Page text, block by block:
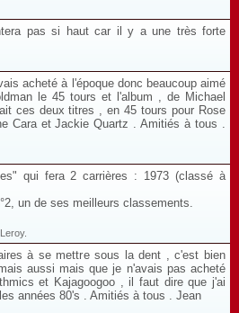
pas si haut car il y a une très forte
acheté à l'époque donc beaucoup aimé
le 45 tours et l'album , de Michael
ces deux titres , en 45 tours pour Rose
Cara et Jackie Quartz . Amitiés à tous .
qui fera 2 carrières : 1973 (classé à
un de ses meilleurs classements.
à se mettre sous la dent , c'est bien
aussi mais que je n'avais pas acheté
et Kajagoogoo , il faut dire que j'ai
années 80's . Amitiés à tous . Jean